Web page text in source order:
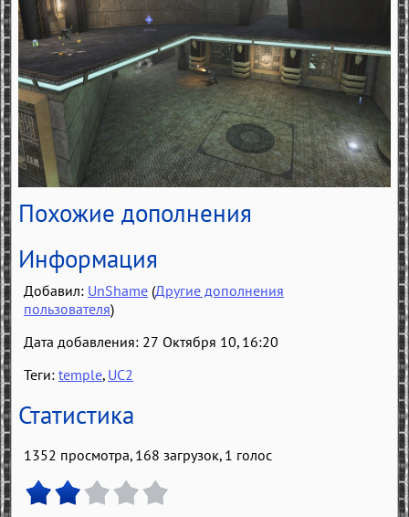
Похожие дополнения
Информация
Добавил: UnShame (Другие дополнения
пользователя)
Дата добавления: 27 Октября 10, 16:20
Теги: temple, UC2
Статистика
1352 просмотра, 168 загрузок, 1 голос